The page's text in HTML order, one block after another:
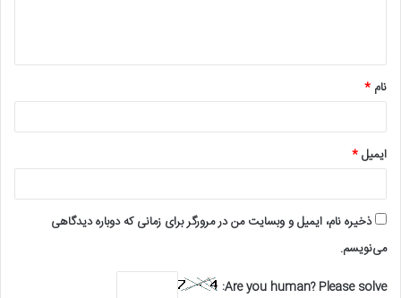
*
نام *
ایمیل*
ذخیره نام، ایمیل و وبسایت من در مرورگر برای زمانی که دوباره دیدگاهی
می‌نویسم.
Are you human? Please solve: